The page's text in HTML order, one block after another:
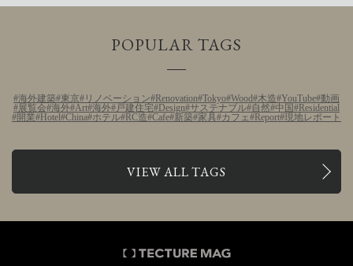
POPULAR TAGS
海外建築 東京 リノベーション Renovation Tokyo Wood 木造 YouTube 動画
展覧会 海外 Art 海外 戸建住宅 Design サステナブル 自然 中国 Residential
開業 Hotel China ホテル RC造 Cafe 新築 家具 カフェ Report 現地レポート
VIEW ALL TAGS